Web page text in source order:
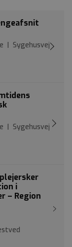
| Sygehusvej
| Sygehusvej
i
– Region